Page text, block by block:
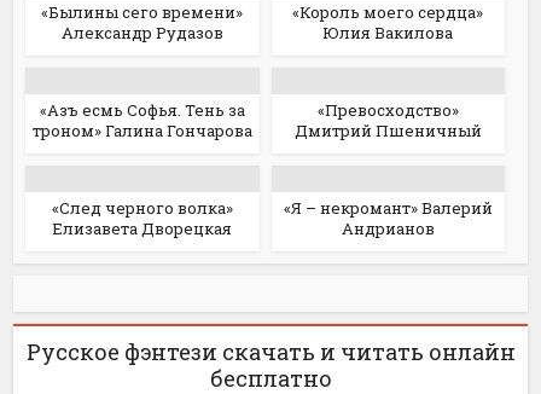
«Былины сего времени»
Александр Рудазов
«Король моего сердца»
Юлия Вакилова
«Азъ есмь Софья. Тень за
троном» Галина Гончарова
«Превосходство»
Дмитрий Пшеничный
«След черного волка»
Елизавета Дворецкая
«Я – некромант» Валерий
Андрианов
Русское фэнтези скачать и читать онлайн
бесплатно